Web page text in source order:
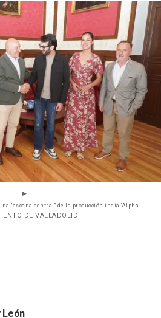
"escena central" de la producción india 'Alpha'.
DE VALLADOLID
León